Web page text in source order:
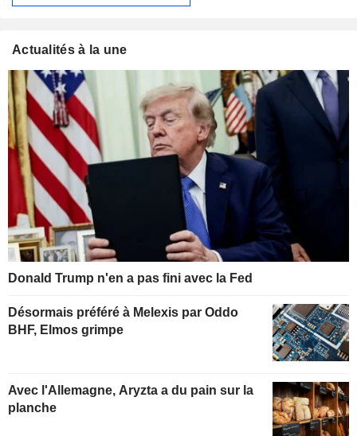
Actualités à la une
Donald Trump n'en a pas fini avec la Fed
Désormais préféré à Melexis par Oddo
BHF, Elmos grimpe
Avec l'Allemagne, Aryzta a du pain sur la
planche